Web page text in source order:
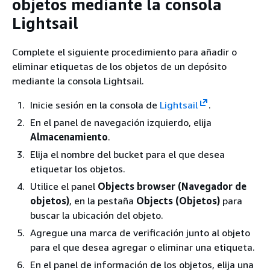
objetos mediante la consola
Lightsail
Complete el siguiente procedimiento para añadir o
eliminar etiquetas de los objetos de un depósito
mediante la consola Lightsail.
Inicie sesión en la consola de Lightsail
.
En el panel de navegación izquierdo, elija
Almacenamiento.
Elija el nombre del bucket para el que desea
etiquetar los objetos.
Utilice el panel Objects browser (Navegador de
objetos), en la pestaña Objects (Objetos) para
buscar la ubicación del objeto.
Agregue una marca de verificación junto al objeto
para el que desea agregar o eliminar una etiqueta.
En el panel de información de los objetos, elija una